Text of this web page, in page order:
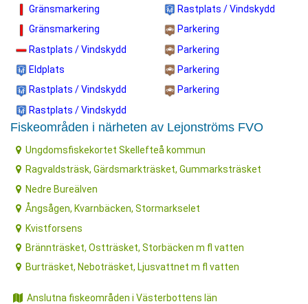
Gränsmarkering
Gränsmarkering
Rastplats / Vindskydd
Eldplats
Rastplats / Vindskydd
Rastplats / Vindskydd
Rastplats / Vindskydd
Parkering
Parkering
Parkering
Parkering
Fiskeområden i närheten av Lejonströms FVO
Ungdomsfiskekortet Skellefteå kommun
Ragvaldsträsk, Gärdsmarkträsket, Gummarksträsket
Nedre Bureälven
Ångsågen, Kvarnbäcken, Stormarkselet
Kvistforsens
Brännträsket, Ostträsket, Storbäcken m fl vatten
Burträsket, Neboträsket, Ljusvattnet m fl vatten
Anslutna fiskeområden i Västerbottens län